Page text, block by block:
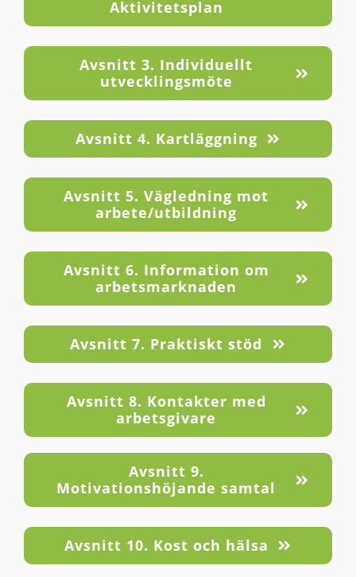
Aktivitetsplan
Avsnitt 3. Individuellt
utvecklingsmöte
Avsnitt 4. Kartläggning
Avsnitt 5. Vägledning mot
arbete/utbildning
Avsnitt 6. Information om
arbetsmarknaden
Avsnitt 7. Praktiskt stöd
Avsnitt 8. Kontakter med
arbetsgivare
Avsnitt 9.
Motivationshöjande samtal
Avsnitt 10. Kost och hälsa